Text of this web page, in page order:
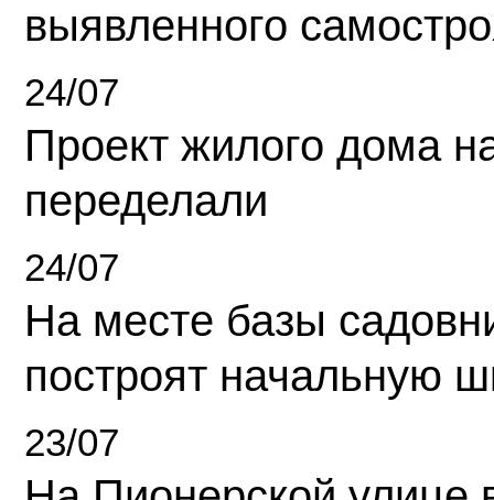
выявленного
24/07
Проект жилого дома
переделали
24/07
На месте базы
построят начальную
23/07